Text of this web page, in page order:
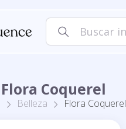
Coquerel
Belleza Flora Coquerel